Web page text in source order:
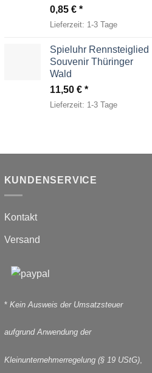
0,85 €
Lieferzeit: 1-3 Tage
Spieluhr Rennsteiglied
Souvenir Thüringer
Wald
11,50 €
Lieferzeit: 1-3 Tage
KUNDENSERVICE
Kontakt
Versand
* Kein Ausweis der Umsatzsteuer
aufgrund Anwendung der
Kleinunternehmerregelung (§ 19 UStG),